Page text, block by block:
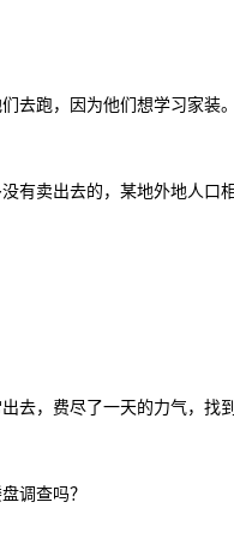
去跑，因为他们想学习家装。
有卖出去的，某地外地人口
去，费尽了一天的力气，找
调查吗？